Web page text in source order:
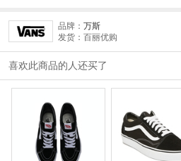
品牌： 万斯
发货：百丽优购
喜欢此商品的人还买了